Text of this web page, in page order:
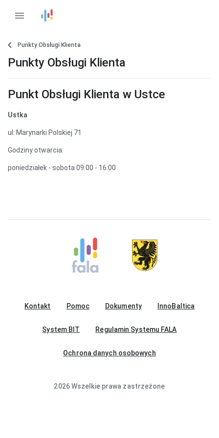
menu
Punkty Obsługi Klienta
Punkty Obsługi Klienta
Punkt Obsługi Klienta w Ustce
Ustka
ul. Marynarki Polskiej 71
Godziny otwarcia:
poniedziałek - sobota 09:00 - 16:00
Kontakt Pomoc Dokumenty InnoBaltica
System BIT Regulamin Systemu FALA
Ochrona danych osobowych
2026 Wszelkie prawa zastrzeżone